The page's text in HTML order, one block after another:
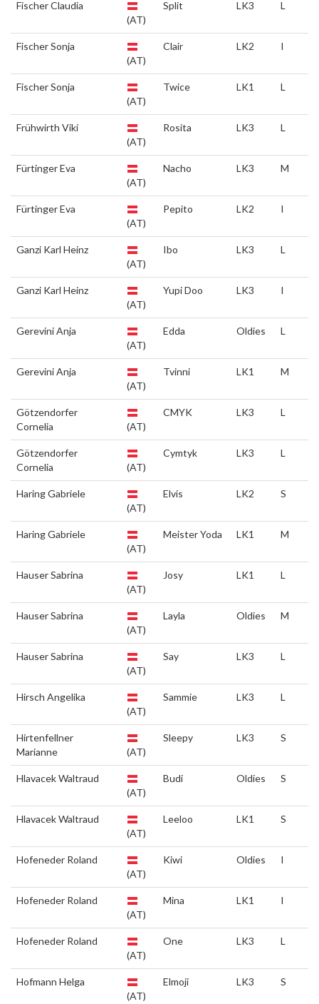
Fischer Claudia
(AT)
Split LK3 L
Fischer Sonja
(AT)
Clair LK2 I
Fischer Sonja
(AT)
Twice LK1 L
Frühwirth Viki
(AT)
Rosita LK3 L
Fürtinger Eva
(AT)
Nacho LK3 M
Fürtinger Eva
(AT)
Pepito LK2 I
Ganzi Karl Heinz
(AT)
Ibo LK3 L
Ganzi Karl Heinz
(AT)
Yupi Doo LK3 I
Gerevini Anja
(AT)
Edda Oldies L
Gerevini Anja
(AT)
Tvinni LK1 M
Götzendorfer
Cornelia
(AT)
CMYK LK3 L
Götzendorfer
Cornelia
(AT)
Cymtyk LK3 L
Haring Gabriele
(AT)
Elvis LK2 S
Haring Gabriele
(AT)
Meister Yoda LK1 M
Hauser Sabrina
(AT)
Josy LK1 L
Hauser Sabrina
(AT)
Layla Oldies M
Hauser Sabrina
(AT)
Say LK3 L
Hirsch Angelika
(AT)
Sammie LK3 L
Hirtenfellner
Marianne
(AT)
Sleepy LK3 S
Hlavacek Waltraud
(AT)
Budi Oldies S
Hlavacek Waltraud
(AT)
Leeloo LK1 S
Hofeneder Roland
(AT)
Kiwi Oldies I
Hofeneder Roland
(AT)
Mina LK1 I
Hofeneder Roland
(AT)
One LK3 L
Hofmann Helga
(AT)
Elmoji LK3 S